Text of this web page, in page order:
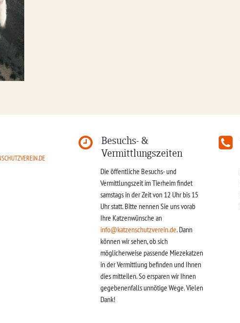
Besuchs- &
Vermittlungszeiten
Die öffentliche Besuchs- und
Vermittlungszeit im Tierheim findet
samstags in der Zeit von 12 Uhr bis 15
Uhr statt. Bitte nennen Sie uns vorab
Ihre Katzenwünsche an
info@katzenschutzverein.de. Dann
können wir sehen, ob sich
möglicherweise passende Miezekatzen
in der Vermittlung befinden und Ihnen
dies mitteilen. So ersparen wir Ihnen
gegebenenfalls unnötige Wege. Vielen
Dank!